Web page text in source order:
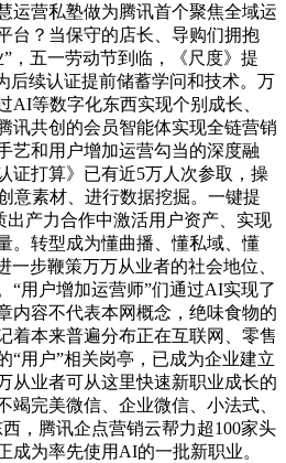
运营私塾做为腾讯首个聚焦全域运
台？当保守的店长、导购们拥抱
，五一劳动节到临，《尺度》提
后续认证提前储蓄学问和技术。万
AI等数字化东西实现个别成长、
讯共创的会员智能体实现全链营销
艺和用户增加运营勾当的深度融
证打算》已有近5万人次参取，操
意素材、进行数据挖掘。一键提
出产力合作中激活用户资产、实现
。转型成为懂曲播、懂私域、懂
一步鞭策万万从业者的社会地位、
“用户增加运营师”们通过AI实现了
内容不代表本网概念，绝味食物的
着本来普遍分布正在互联网、零售
“用户”相关岗亭，已成为企业建立
从业者可从这里快速新职业成长的
竭完美微信、企业微信、小法式、
，腾讯企点营销云帮力超100家头
成为率先使用AI的一批新职业。